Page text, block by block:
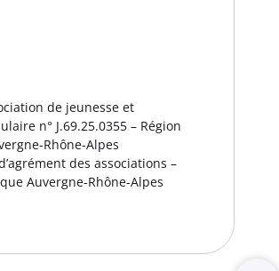
de jeunesse et
n° J.69.25.0355 – Région
Rhône-Alpes
des associations –
Auvergne-Rhône-Alpes